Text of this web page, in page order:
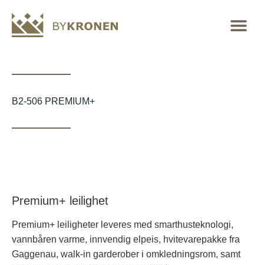
B2-506 PREMIUM+
Premium+ leilighet
Premium+ leiligheter leveres med smarthusteknologi,
vannbåren varme, innvendig elpeis, hvitevarepakke fra
Gaggenau, walk-in garderober i omkledningsrom, samt